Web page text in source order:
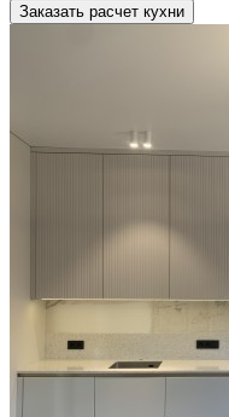
Заказать расчет кухни